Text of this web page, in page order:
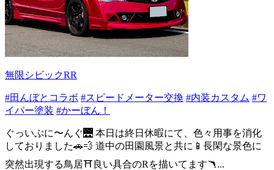
無限シビックRR
#田んぼとコラボ #スピードメーター交換 #内装カスタム #ワ
イパー塗装 #かーぼん！
ぐっいぶに〜んぐ🌉 本日は終日休暇にて、色々用事を消化
しておりました🚗💨 道中の田園風景と共に📱長閑な景色に
突然出現する鳥居⛩️良い具合のRを描いてます🪃...